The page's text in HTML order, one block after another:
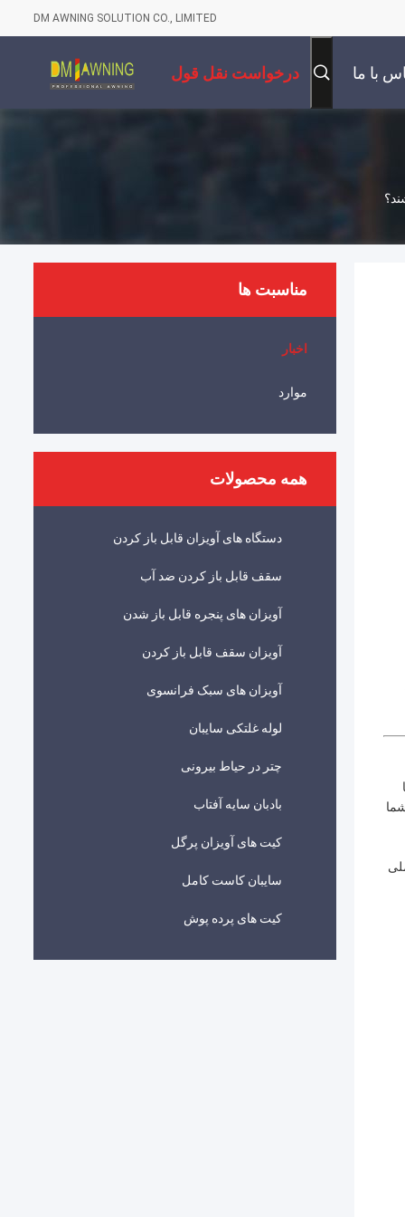
DM AWNING SOLUTION CO., LIMITED
با ما درخواست نقل قول
مناسبت ها
اخبار
موارد
همه محصولات
دستگاه های آویزان قابل باز کردن
سقف قابل باز کردن ضد آب
آویزان های پنجره قابل باز شدن
آویزان سقف قابل باز کردن
آویزان های سبک فرانسوی
لوله غلتکی سایبان
چتر در حیاط بیرونی
بادبان سایه آفتاب
کیت های آویزان پرگل
سایبان کاست کامل
کیت های پرده پوش